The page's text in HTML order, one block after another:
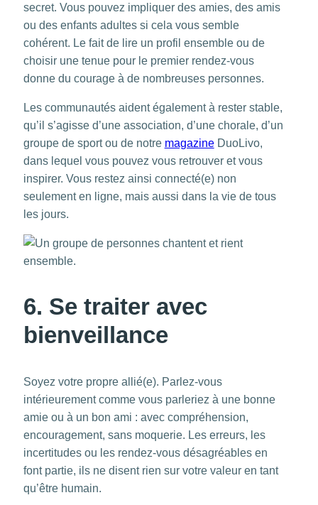
secret. Vous pouvez impliquer des amies, des amis
ou des enfants adultes si cela vous semble
cohérent. Le fait de lire un profil ensemble ou de
choisir une tenue pour le premier rendez-vous
donne du courage à de nombreuses personnes.
Les communautés aident également à rester stable,
qu’il s’agisse d’une association, d’une chorale, d’un
groupe de sport ou de notre magazineDuoLivo,
dans lequel vous pouvez vous retrouver et vous
inspirer. Vous restez ainsi connecté(e) non
seulement en ligne, mais aussi dans la vie de tous
les jours.
6. Se traiter avec
bienveillance
Soyez votre propre allié(e). Parlez-vous
intérieurement comme vous parleriez à une bonne
amie ou à un bon ami : avec compréhension,
encouragement, sans moquerie. Les erreurs, les
incertitudes ou les rendez-vous désagréables en
font partie, ils ne disent rien sur votre valeur en tant
qu’être humain.